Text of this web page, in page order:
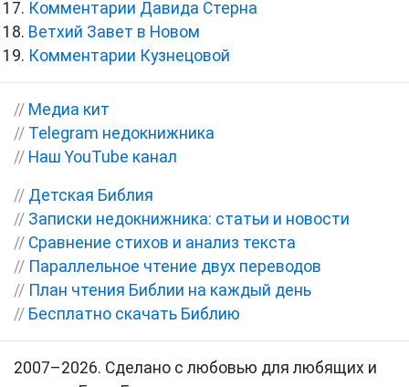
Комментарии Давида Стерна
Ветхий Завет в Новом
Комментарии Кузнецовой
// Медиа кит
// Telegram недокнижника
// Наш YouTube канал
// Детская Библия
// Записки недокнижника: статьи и новости
// Сравнение стихов и анализ текста
// Параллельное чтение двух переводов
// План чтения Библии на каждый день
// Бесплатно скачать Библию
2007–2026. Сделано с любовью для любящих и